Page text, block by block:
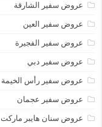
عروض سفير الشارقة
عروض سفير العين
عروض سفير الفجيرة
عروض سفير دبي
عروض سفير رأس الخيمة
عروض سفير عجمان
عروض سنان هايبر ماركت